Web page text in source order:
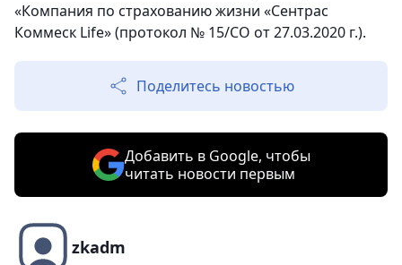
«Компания по страхованию жизни «Сентрас
Коммеск Life» (протокол № 15/СО от 27.03.2020 г.).
Поделитесь новостью
Добавить в Google, чтобы
читать новости первым
zkadm